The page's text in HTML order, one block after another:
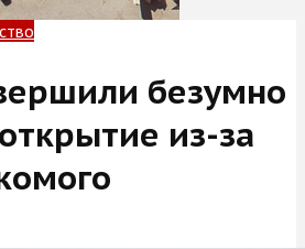
безумно
из-за